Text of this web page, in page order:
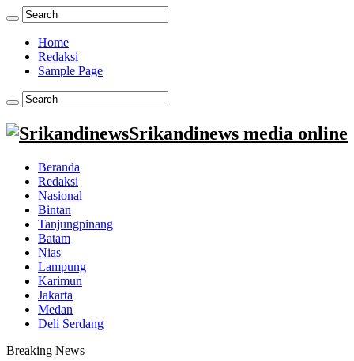
Home
Redaksi
Sample Page
Srikandinews media online
Beranda
Redaksi
Nasional
Bintan
Tanjungpinang
Batam
Nias
Lampung
Karimun
Jakarta
Medan
Deli Serdang
Breaking News